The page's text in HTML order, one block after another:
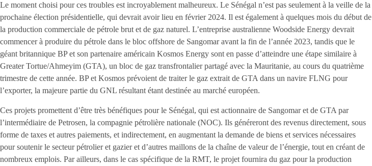
Le moment choisi pour ces troubles est incroyablement malheureux. Le Sénégal n’est pas seulement à la veille de la
prochaine élection présidentielle, qui devrait avoir lieu en février 2024. Il est également à quelques mois du début de
la production commerciale de pétrole brut et de gaz naturel. L’entreprise australienne Woodside Energy devrait
commencer à produire du pétrole dans le bloc offshore de Sangomar avant la fin de l’année 2023, tandis que le
géant britannique BP et son partenaire américain Kosmos Energy sont en passe d’atteindre une étape similaire à
Greater Tortue/Ahmeyim (GTA), un bloc de gaz transfrontalier partagé avec la Mauritanie, au cours du quatrième
trimestre de cette année. BP et Kosmos prévoient de traiter le gaz extrait de GTA dans un navire FLNG pour
l’exporter, la majeure partie du GNL résultant étant destinée au marché européen.
Ces projets promettent d’être très bénéfiques pour le Sénégal, qui est actionnaire de Sangomar et de GTA par
l’intermédiaire de Petrosen, la compagnie pétrolière nationale (NOC). Ils généreront des revenus directement, sous
forme de taxes et autres paiements, et indirectement, en augmentant la demande de biens et services nécessaires
pour soutenir le secteur pétrolier et gazier et d’autres maillons de la chaîne de valeur de l’énergie, tout en créant de
nombreux emplois. Par ailleurs, dans le cas spécifique de la RMT, le projet fournira du gaz pour la production